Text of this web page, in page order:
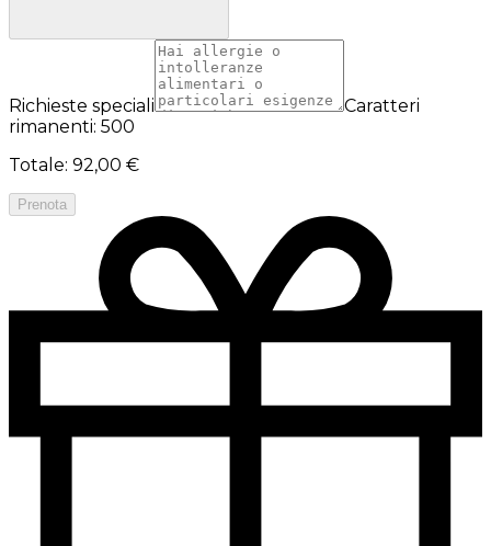
Richieste speciali
Caratteri
rimanenti: 500
Totale: 92,00 €
Prenota